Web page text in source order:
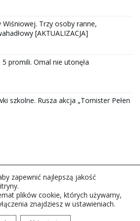
Wiśniowej. Trzy osoby ranne,
[AKTUALIZACJA]
promili. Omal nie utonęła
szkolne. Rusza akcja „Tornister Pełen
Radio Rzeszów S.A. w likwidacj.
zapewnić najlepszą jakość
plików cookie, których używamy,
znajdziesz w ustawieniach.